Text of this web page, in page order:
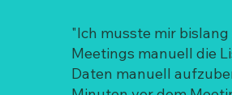
"Ich musste mir
Meetings manuell die
Daten manuell